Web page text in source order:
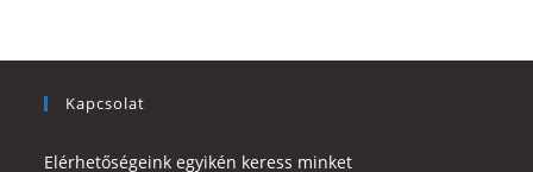
Kapcsolat
Elérhetőségeink egyikén keress minket